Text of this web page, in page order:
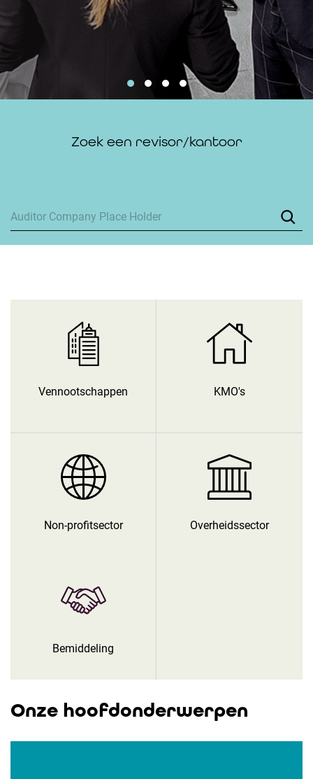
Zoek een revisor/kantoor
Vennootschappen KMO's
Non-profitsector Overheidssector
Bemiddeling
Onze hoofdonderwerpen